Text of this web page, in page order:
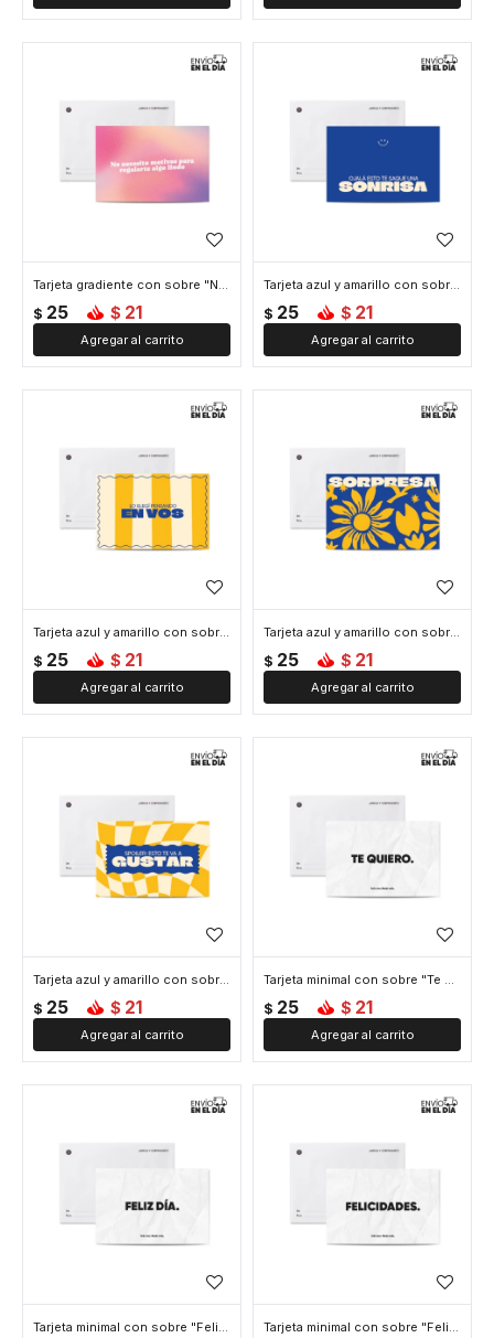
Tarjeta gradiente con sobre "No necesito motivos"
$ 25 $ 21
Tarjeta azul y amarillo con sobre "Sonrisa"
$ 25 $ 21
Tarjeta azul y amarillo con sobre "En vos"
$ 25 $ 21
Tarjeta azul y amarillo con sobre "Sorpresa"
$ 25 $ 21
Tarjeta azul y amarillo con sobre "Te va a gustar"
$ 25 $ 21
Tarjeta minimal con sobre "Te quiero"
$ 25 $ 21
Tarjeta minimal con sobre "Feliz dia" Tarjeta minimal con sobre "Felicidades"